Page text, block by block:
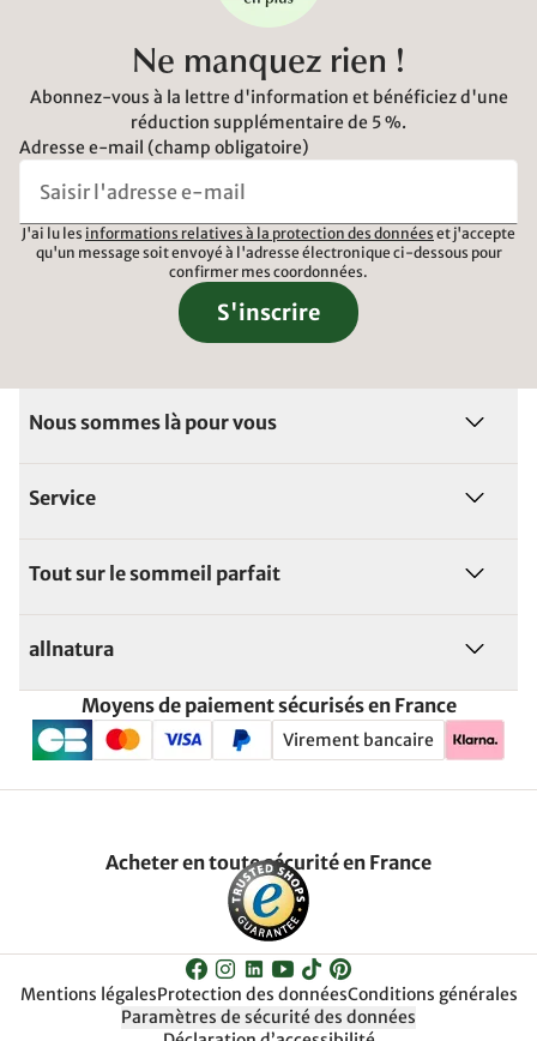
Ne manquez rien !
Abonnez-vous à la lettre d'information et bénéficiez d'une
réduction supplémentaire de 5 %.
Adresse e-mail (champ obligatoire)
J'ai lu les informations relatives à la protection des données et j'accepte
qu'un message soit envoyé à l'adresse électronique ci-dessous pour
confirmer mes coordonnées.
S'inscrire
Nous sommes là pour vous
Service
Tout sur le sommeil parfait
allnatura
Moyens de paiement sécurisés en France
Virement bancaire
Acheter en toute sécurité en France
Mentions légalesProtection des donnéesConditions générales
Paramètres de sécurité des données